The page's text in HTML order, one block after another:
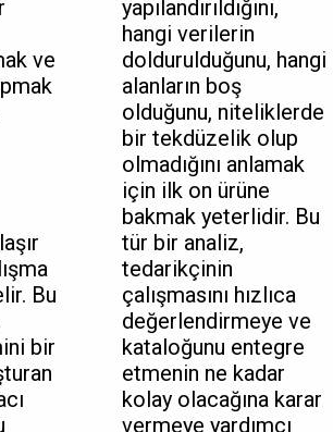
ve
Bu
bir
yapılandırıldığını,
hangi verilerin
doldurulduğunu, hangi
alanların boş
olduğunu, niteliklerde
bir tekdüzelik olup
olmadığını anlamak
için ilk on ürüne
bakmak yeterlidir. Bu
tür bir analiz,
tedarikçinin
çalışmasını hızlıca
değerlendirmeye ve
kataloğunu entegre
etmenin ne kadar
kolay olacağına karar
vermeye yardımcı